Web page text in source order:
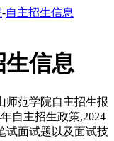
-自主招生信息
生信息
师范学院自主招生报
自主招生政策,2024
试面试题以及面试技